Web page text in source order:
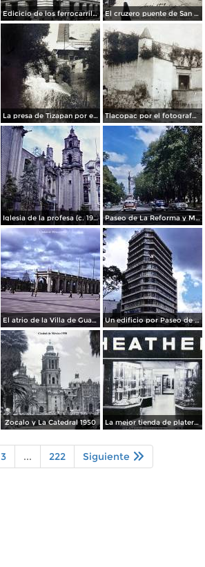
Edicicio de los ferrocarriles. El cruzero puente de San Francisco y Guardiola por el fotografo Felix Miret.
La presa de Tizapan por el fotografo Fernando Kososky. ( Circulada el 22 de Diembre de 1910 ). Tlacopac por el fotografo Hugo Brehme.
Iglesia de la profesa (c. 1950) Paseo de La Reforma y Mto a La Independencia 1950
El atrio de la Villa de Guadalupe 1950. Un edificio por Paseo de La Reforma 1950
Zocalo y La Catedral 1950 La mejor tienda de plateria.
3 ... 222 Siguiente